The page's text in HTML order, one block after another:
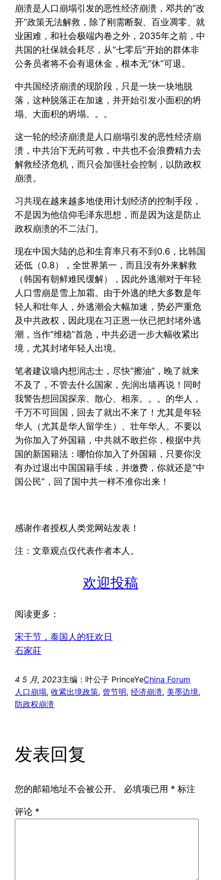
崩溃是人口崩塌引发的恶性经济崩溃，邓共的“改
开”政策无法解救，除了刚需断裂、百业凋零、就
业困难，和社会极端内卷之外，2035年之前，中
共国的社保就会耗尽，从“七零后”开始的群体非
公务员者将不会有退休金，根本无“休”可退。
中共国经济崩溃的现阶段，只是一块一块地脱
落，这种脱落正在加速，并开始引发小面积的坍
塌、大面积的坍塌。。。
这一轮的经济崩溃是人口崩塌引发的恶性经济崩
溃，中共治下无药可救，中共也不会浪费精力去
解救经济危机，而只会加强社会控制，以防政权
崩溃。
习共现在越来越多地使用计划经济的控制手段，
不是因为他信仰毛泽东思想，而是因为这是防止
政权崩溃的不二法门。
现在中国大陆的总和生育率只有不到0.6，比韩国
还低（0.8），全世界第一，而且没有外来解救
（韩国有朝鲜难民缓解），因此外逃潮对于年轻
人口雪崩是雪上加霜。由于外逃的绝大多数是年
轻人和壮年人，外逃潮会大幅加速，势必严重危
及中共政权，因此现在习正恩一伙已把封堵外逃
潮，当作“维稳”首急，中共必进一步大幅收紧出
境，尤其封堵年轻人出境。
笔者建议墙内想润志士，尽快“擦油”，晚了就来
不及了，不管去什么国家，先润出墙再说！同时
我警告想回国探亲、散心、相亲。。。的华人，
千万不可回国，回去了就出不来了！尤其是年轻
华人（尤其是华人留学生）、壮年华人。不要以
为你加入了外国籍，中共就不敢拦你，根据中共
国的新国籍法：哪怕你加入了外国籍，只要你没
有办过退出中国国籍手续，并缴费，你就还是“中
国公民”，回了国中共一样不准你出来！
感谢作者授权人类党网站发表！
注：文章观点仅代表作者本人。
欢迎投稿
阅读更多：
宋干节，泰国人的狂欢日
石家莊
4 5 月, 2023主编：叶公子 PrinceYeChina Forum
人口崩塌, 收紧出境政策, 曾节明, 经济崩溃, 美墨边境
防政权崩溃
发表回复
您的邮箱地址不会被公开。 必填项已用 * 标注
评论 *